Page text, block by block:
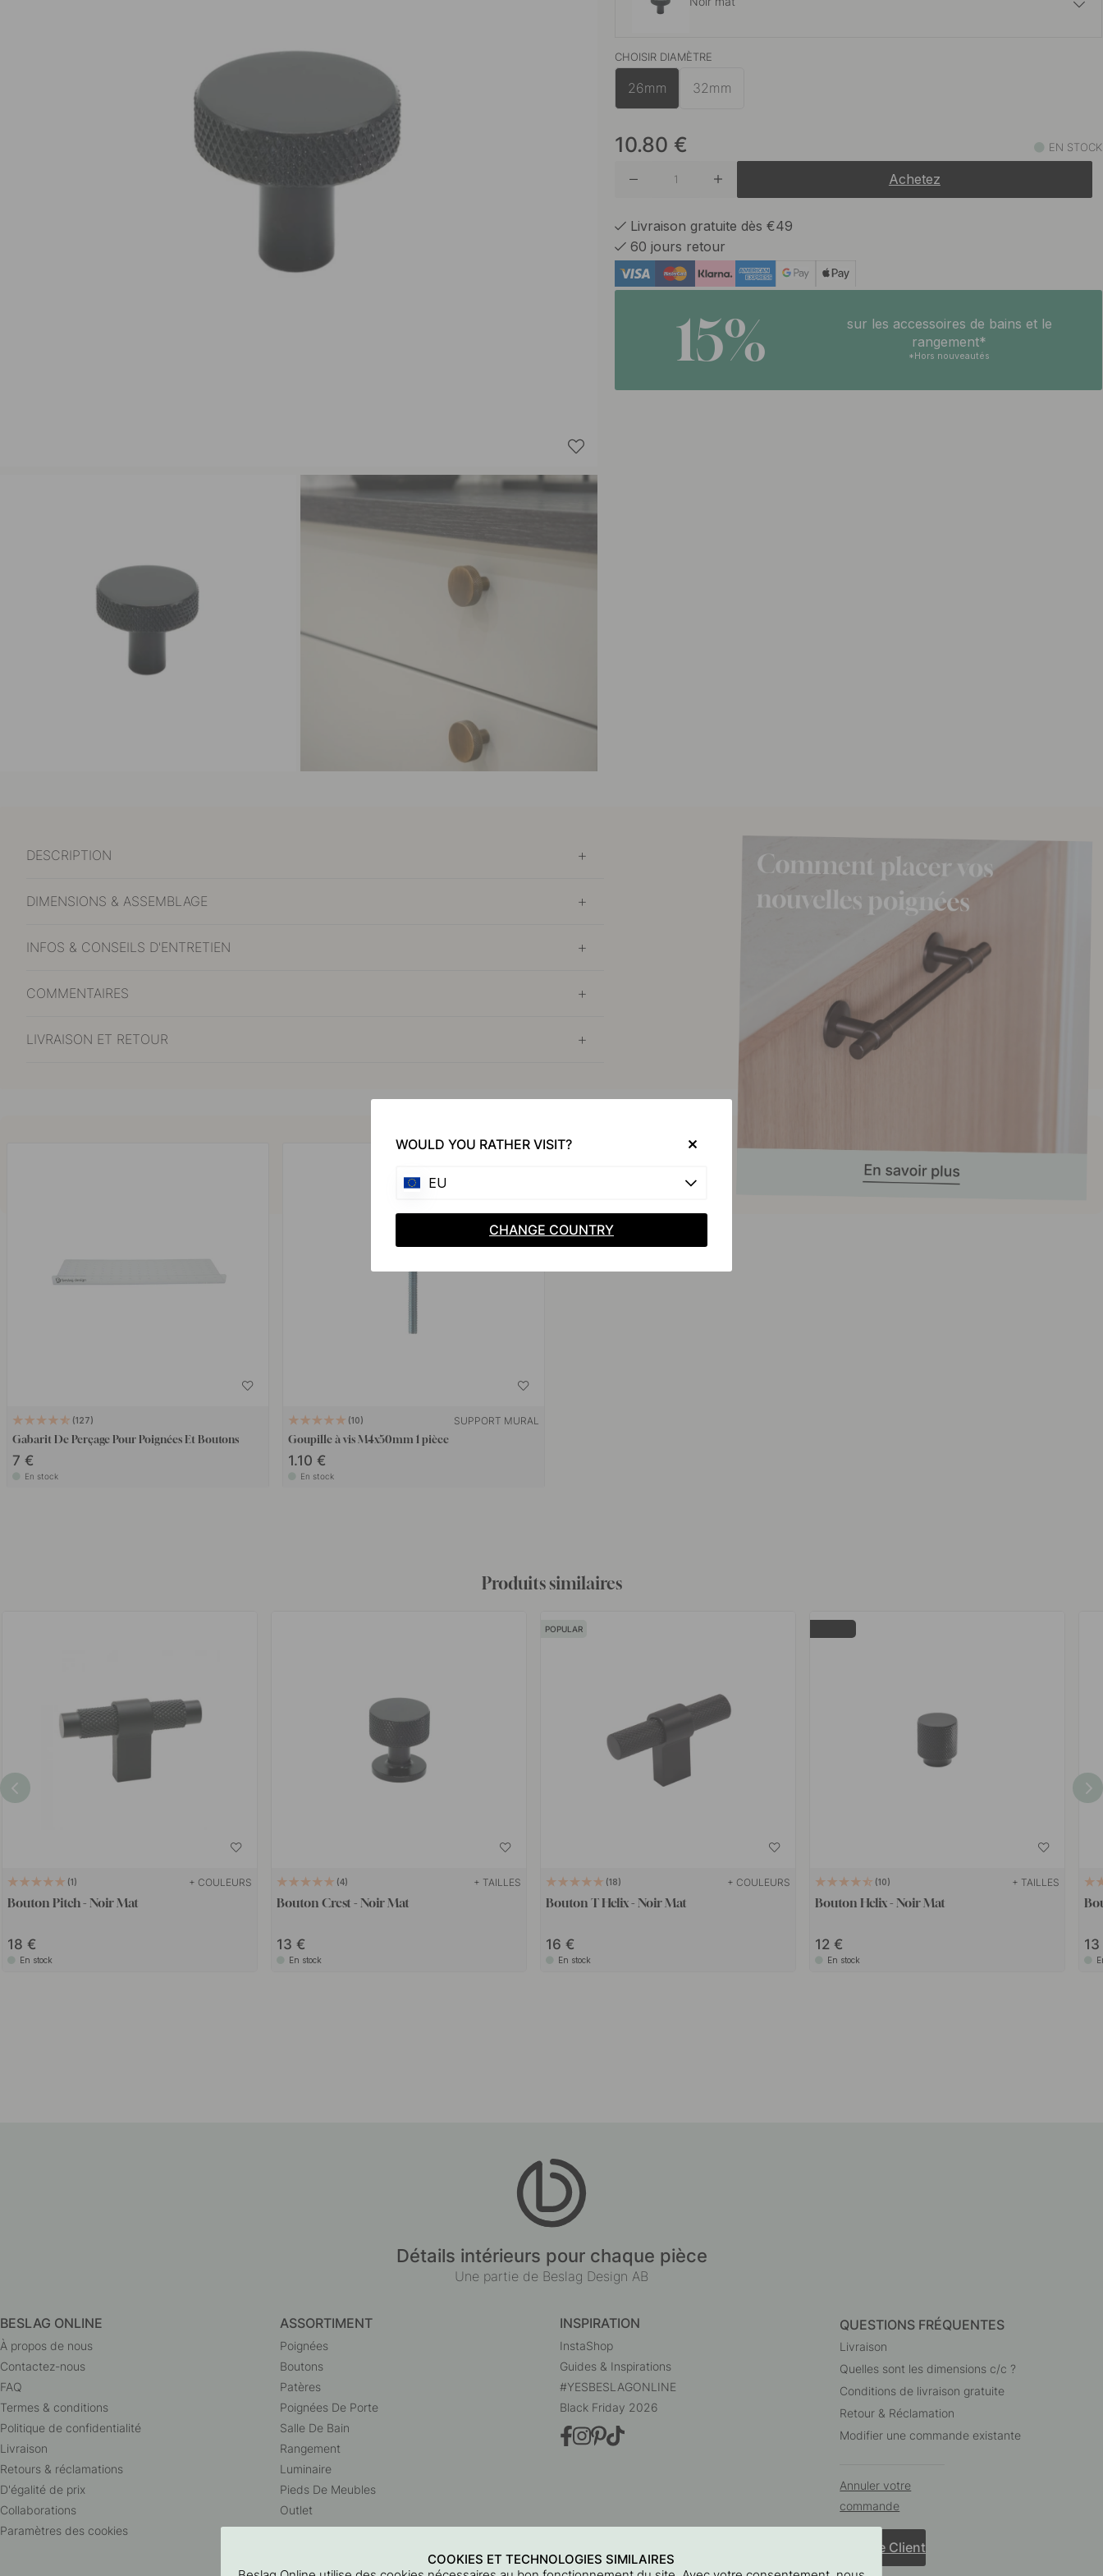
En stock
13 €
CHOISIR DIAMÈTRE
26mm 32mm
10.80 € EN STOCK
Achetez
Livraison gratuite dès €49
60 jours retour
15%
sur les accessoires de bains et le
rangement*
*Hors nouveautés
DESCRIPTION
DIMENSIONS & ASSEMBLAGE
INFOS & CONSEILS D'ENTRETIEN
COMMENTAIRES
LIVRAISON ET RETOUR
127
Gabarit De Perçage Pour Poignées Et Boutons
7 €
En stock
10 SUPPORT MURAL
Goupille à vis M4x50mm 1 pièce
1.10 €
En stock
Produits similaires
1 + COULEURS
Bouton Pitch - Noir Mat
18
En stock
4 + TAILLES
Bouton Crest - Noir Mat
13
En stock
POPULAR
18 + COULEURS
Bouton T Helix - Noir Mat
16
En stock
10 + TAILLES
Bouton Helix - Noir Mat
12
En stock
Détails intérieurs pour chaque pièce
Une partie de Beslag Design AB
BESLAG ONLINE
À propos de nous
Contactez-nous
FAQ
Termes & conditions
Politique de confidentialité
Livraison
Retours & réclamations
D'égalité de prix
Collaborations
Paramètres des cookies
ASSORTIMENT
Poignées
Boutons
Patères
Poignées De Porte
Salle De Bain
Rangement
Luminaire
Pieds De Meubles
Outlet
INSPIRATION
InstaShop
Guides & Inspirations
#YESBESLAGONLINE
Black Friday 2026
QUESTIONS FRÉQUENTES
Livraison
Quelles sont les dimensions c/c ?
Conditions de livraison gratuite
Retour & Réclamation
Modifier une commande existante
Annuler votre
commande
Service Client
COOKIES ET TECHNOLOGIES SIMILAIRES
WOULD YOU RATHER VISIT?
EU
CHANGE COUNTRY